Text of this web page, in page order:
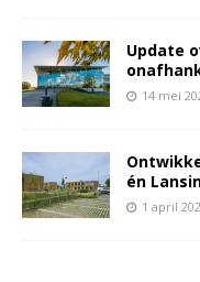
Update
14 mei
én
1 april